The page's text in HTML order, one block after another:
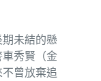
未結的懸
秀賢（金
曾放棄追